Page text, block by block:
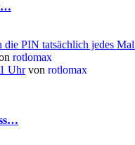
PIN tatsächlich jedes
rotlomax
Uhrvon rotlomax